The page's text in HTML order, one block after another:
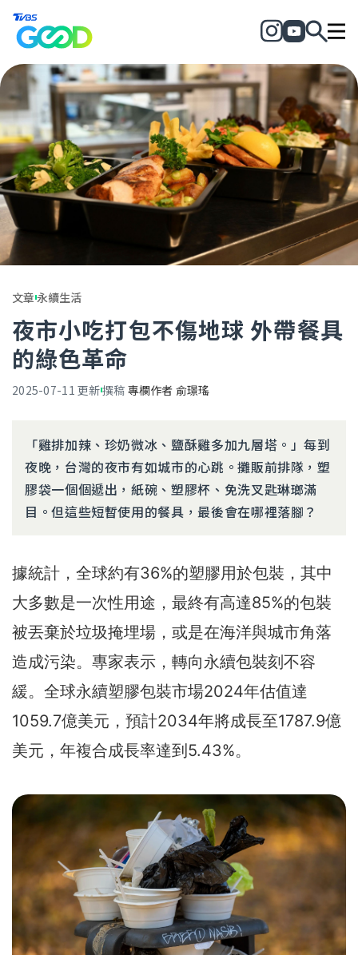
文章永續生活
夜市小吃打包不傷地球 外帶餐具
的綠色革命
2025-07-11 更新撰稿 專欄作者 俞璟瑤
「雞排加辣、珍奶微冰、鹽酥雞多加九層塔。」每到
夜晚，台灣的夜市有如城市的心跳。攤販前排隊，塑
膠袋一個個遞出，紙碗、塑膠杯、免洗叉匙琳瑯滿
目。但這些短暫使用的餐具，最後會在哪裡落腳？
據統計，全球約有36%的塑膠用於包裝，其中
大多數是一次性用途，最終有高達85%的包裝
被丟棄於垃圾掩埋場，或是在海洋與城市角落
造成污染。專家表示，轉向永續包裝刻不容
緩。 全球永續塑膠包裝市場2024年估值達
1059.7億美元，預計2034年將成長至1787.9億
美元，年複合成長率達到5.43%。